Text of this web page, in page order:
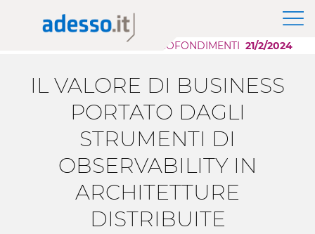
Il Gruppo adesso SE
Sponsorship
Modernizzazione Applicazioni
Sviluppo Applicazioni Low Code
Case History
Press
APPROFONDIMENTI 21/2/2024
IL VALORE DI BUSINESS
PORTATO DAGLI
STRUMENTI DI
OBSERVABILITY IN
ARCHITETTURE
DISTRIBUITE